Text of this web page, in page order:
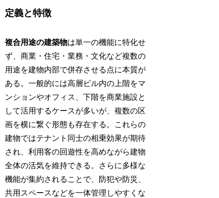
定義と特徴
複合用途の建築物は単一の機能に特化せ
ず、商業・住宅・業務・文化など複数の
用途を建物内部で併存させる点に本質が
ある。一般的には高層ビル内の上階をマ
ンションやオフィス、下階を商業施設と
して活用するケースが多いが、複数の区
画を横に繋ぐ形態も存在する。これらの
建物ではテナント同士の相乗効果が期待
され、利用客の回遊性を高めながら建物
全体の活気を維持できる。さらに多様な
機能が集約されることで、防犯や防災、
共用スペースなどを一体管理しやすくな